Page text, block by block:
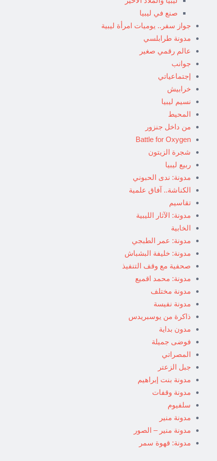
صنع في ليبيا
جواز سفر.. يوميات امرأة ليبية
مدونة طرابلسي
عالم رقمي صغير
جوانب
إجتماعياتي
خرابيش
نسيم ليبيا
المحيط
من داخل جنزور
Battle for Oxygen
شجرة الزيتون
ربيع ليبيا
مدونة: ندى الحبوني
الكناشة.. آفاق علمية
تقاسيم
مدونة: الآثار الليبية
الخابية
مدونة: عمر الطبجي
مدونة: خليفة البشباش
صحفية مع وقف التنفيذ
مدونة: محمد اقميع
مدونة مختلف
مدونة نفيسة
ذاكرة من يوسبريدس
مدون بداية
فوضى جميلة
المصراتي
جبل الزعتر
مدونة بنت إبراهيم
مدونة وقفات
سلفيوم
مدونة منير
مدونة منير – الصور
مدونة: قهوة سمر